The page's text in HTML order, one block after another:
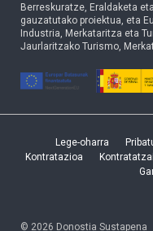
Berreskuratze, Eraldaketa
gauzatutako proiektua, eta
Industria, Merkataritza eta
Jaurlaritzako Turismo,
Lege-oharra
Kontratazioa
© 2026 Donostia Sustapena